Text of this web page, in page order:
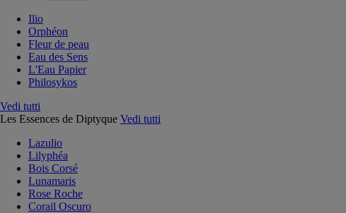
Ilio
Orphéon
Fleur de peau
Eau des Sens
L'Eau Papier
Philosykos
Vedi tutti
Les Essences de Diptyque Vedi tutti
Lazulio
Lilyphéa
Bois Corsé
Lunamaris
Rose Roche
Corail Oscuro